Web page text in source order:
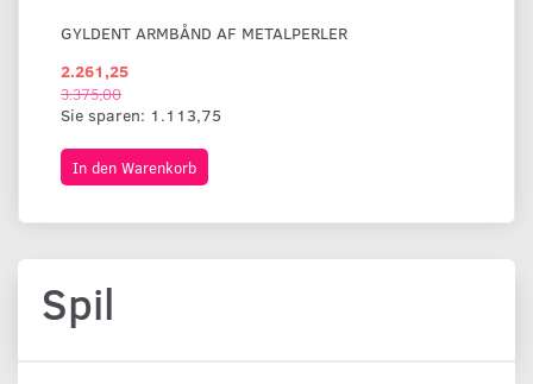
GYLDENT ARMBÅND AF METALPERLER
2.261,25
3.375,00
Sie sparen: 1.113,75
In den Warenkorb
Spil